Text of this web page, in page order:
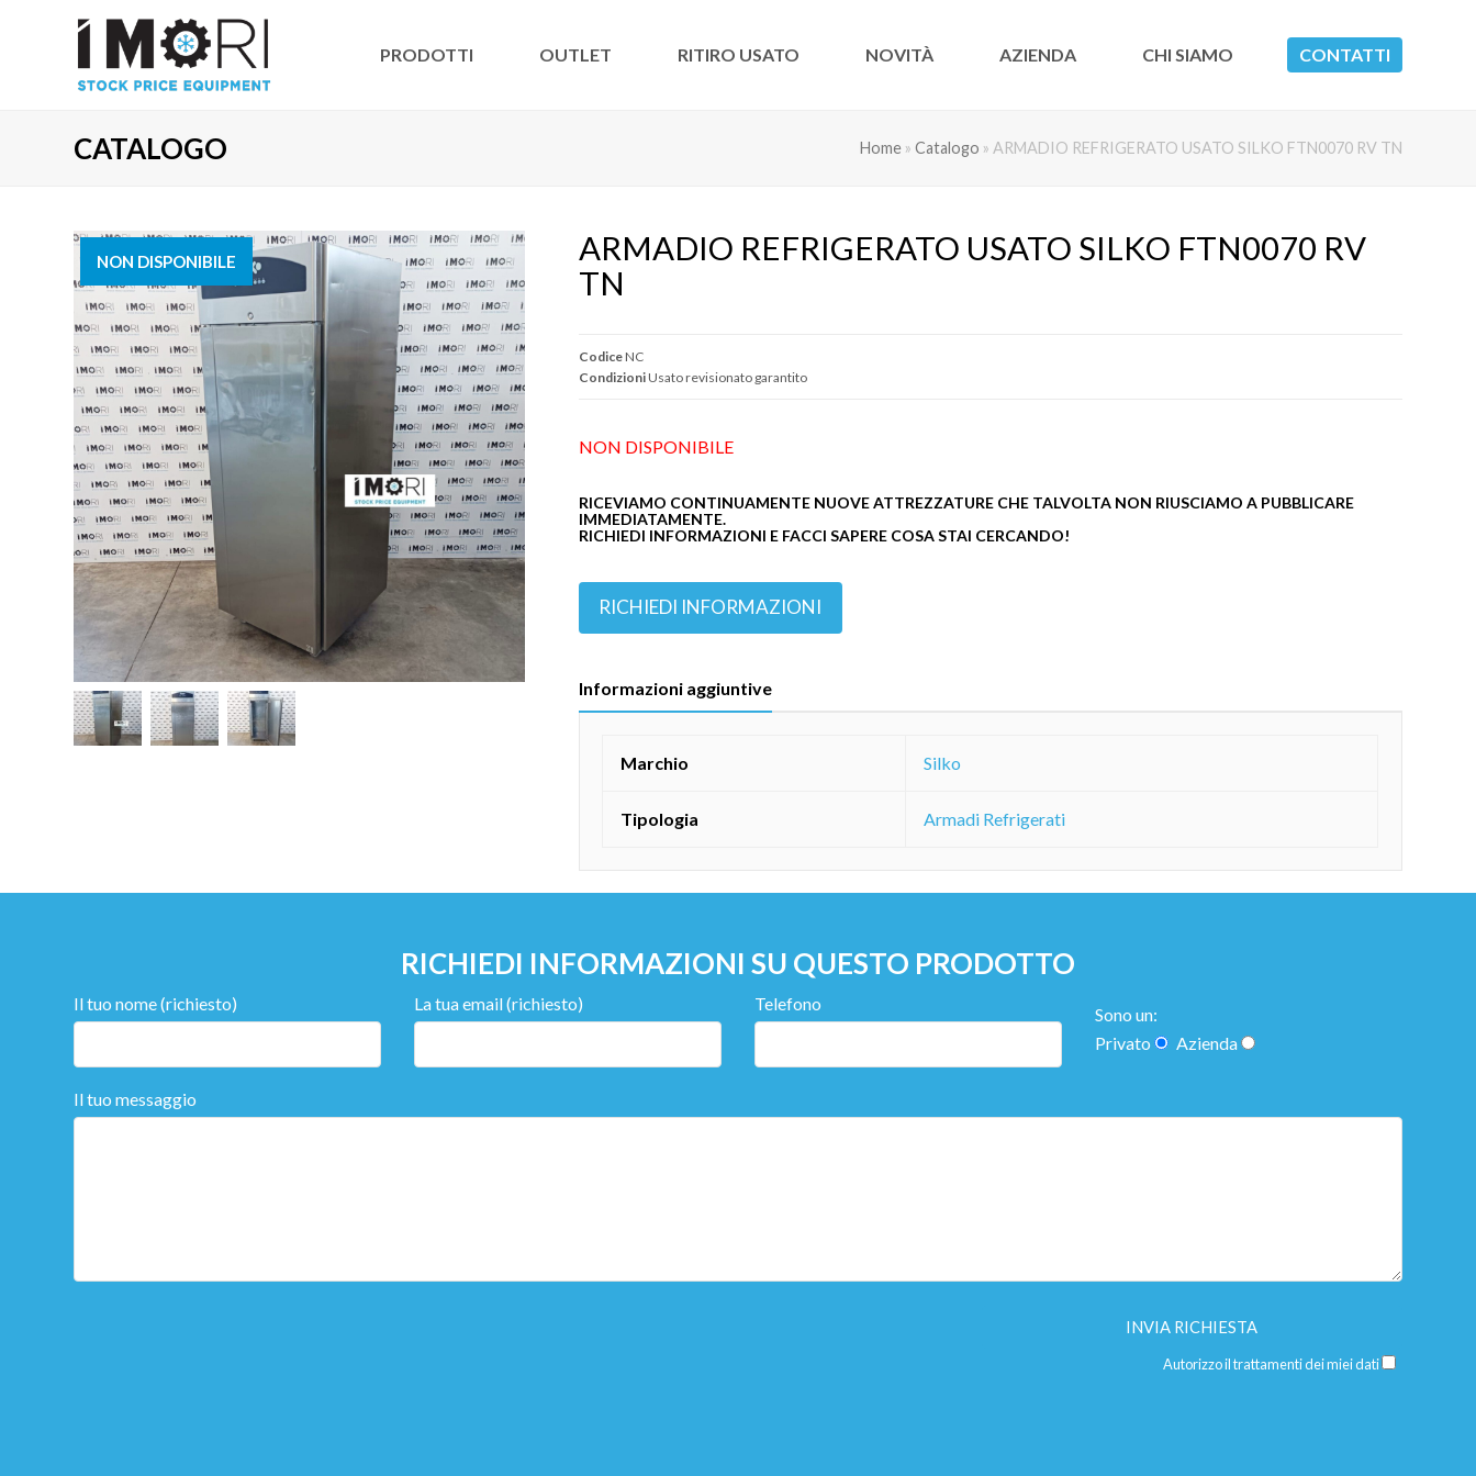
PRODOTTI OUTLET RITIRO USATO NOVITÀ AZIENDA CHI SIAMO CONTATTI
CATALOGO Home» Catalogo » ARMADIO REFRIGERATO USATO SILKO FTN0070 RV TN
VENDUTO
NON DISPONIBILE
ARMADIO REFRIGERATO USATO SILKO FTN0070 RV
TN
CodiceNC
CondizioniUsato revisionato garantito
NON DISPONIBILE
RICEVIAMO CONTINUAMENTE NUOVE ATTREZZATURE CHE TALVOLTA NON RIUSCIAMO A PUBBLICARE
IMMEDIATAMENTE.
RICHIEDI INFORMAZIONI E FACCI SAPERE COSA STAI CERCANDO!
RICHIEDI INFORMAZIONI
Informazioni aggiuntive
Marchio Silko
Tipologia Armadi Refrigerati
RICHIEDI INFORMAZIONI SU QUESTO PRODOTTO
Il tuo nome (richiesto) La tua email (richiesto) Telefono
Sono un:
Privato
Azienda
Il tuo messaggio
Autorizzo il trattamenti dei miei dati